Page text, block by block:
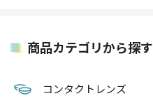
商品カテゴリから探す
コンタクトレンズ